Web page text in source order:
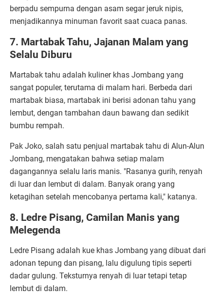
berpadu sempurna dengan asam segar jeruk nipis,
menjadikannya minuman favorit saat cuaca panas.
7. Martabak Tahu, Jajanan Malam yang
Selalu Diburu
Martabak tahu adalah kuliner khas Jombang yang
sangat populer, terutama di malam hari. Berbeda dari
martabak biasa, martabak ini berisi adonan tahu yang
lembut, dengan tambahan daun bawang dan sedikit
bumbu rempah.
Pak Joko, salah satu penjual martabak tahu di Alun-Alun
Jombang, mengatakan bahwa setiap malam
dagangannya selalu laris manis. "Rasanya gurih, renyah
di luar dan lembut di dalam. Banyak orang yang
ketagihan setelah mencobanya pertama kali," katanya.
8. Ledre Pisang, Camilan Manis yang
Melegenda
Ledre Pisang adalah kue khas Jombang yang dibuat dari
adonan tepung dan pisang, lalu digulung tipis seperti
dadar gulung. Teksturnya renyah di luar tetapi tetap
lembut di dalam.